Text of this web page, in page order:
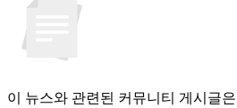
이 뉴스와 관련된 커뮤니티 게시글